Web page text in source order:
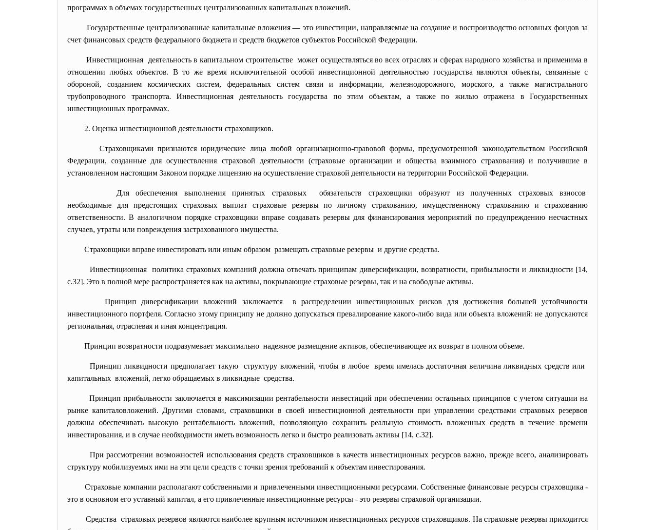
программах в объемах государственных централизованных капитальных вложений.
Государственные централизованные капитальные вложения — это инвестиции, направляемые на создание и воспроизводство основных фондов за
счет финансовых средств федерального бюджета и средств бюджетов субъектов Российской Федерации.
Инвестиционная деятельность в капитальном строительстве может осуществляться во всех отраслях и сферах народного хозяйства и применима в
отношении любых объектов. В то же время исключительной особой инвестиционной деятельностью государства являются объекты, связанные с
обороной, созданием космических систем, федеральных систем связи и информации, железнодорожного, морского, а также магистрального
трубопроводного транспорта. Инвестиционная деятельность государства по этим объектам, а также по жилью отражена в Государственных
инвестиционных программах.
2. Оценка инвестиционной деятельности страховщиков.
Страховщиками признаются юридические лица любой организационно-правовой формы, предусмотренной законодательством Российской
Федерации, созданные для осуществления страховой деятельности (страховые организации и общества взаимного страхования) и получившие в
установленном настоящим Законом порядке лицензию на осуществление страховой деятельности на территории Российской Федерации.
Для обеспечения выполнения принятых страховых обязательств страховщики образуют из полученных страховых взносов
необходимые для предстоящих страховых выплат страховые резервы по личному страхованию, имущественному страхованию и страхованию
ответственности. В аналогичном порядке страховщики вправе создавать резервы для финансирования мероприятий по предупреждению несчастных
случаев, утраты или повреждения застрахованного имущества.
Страховщики вправе инвестировать или иным образом размещать страховые резервы и другие средства.
Инвестиционная политика страховых компаний должна отвечать принципам диверсификации, возвратности, прибыльности и ликвидности [14,
с.32]. Это в полной мере распространяется как на активы, покрывающие страховые резервы, так и на свободные активы.
Принцип диверсификации вложений заключается в распределении инвестиционных рисков для достижения большей устойчивости
инвестиционного портфеля. Согласно этому принципу не должно допускаться превалирование какого-либо вида или объекта вложений: не допускаются
региональная, отраслевая и иная концентрация.
Принцип возвратности подразумевает максимально надежное размещение активов, обеспечивающее их возврат в полном объеме.
Принцип ликвидности предполагает такую структуру вложений, чтобы в любое время имелась достаточная величина ликвидных средств или
капитальных вложений, легко обращаемых в ликвидные средства.
Принцип прибыльности заключается в максимизации рентабельности инвестиций при обеспечении остальных принципов с учетом ситуации на
рынке капиталовложений. Другими словами, страховщики в своей инвестиционной деятельности при управлении средствами страховых резервов
должны обеспечивать высокую рентабельность вложений, позволяющую сохранить реальную стоимость вложенных средств в течение времени
инвестирования, и в случае необходимости иметь возможность легко и быстро реализовать активы [14, с.32].
При рассмотрении возможностей использования средств страховщиков в качеств инвестиционных ресурсов важно, прежде всего, анализировать
структуру мобилизуемых ими на эти цели средств с точки зрения требований к объектам инвестирования.
Страховые компании располагают собственными и привлеченными инвестиционными ресурсами. Собственные финансовые ресурсы страховщика -
это в основном его уставный капитал, а его привлеченные инвестиционные ресурсы - это резервы страховой организации.
Средства страховых резервов являются наиболее крупным источником инвестиционных ресурсов страховщиков. На страховые резервы приходится